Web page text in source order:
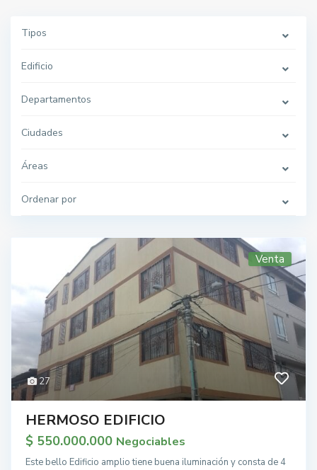
Tipos
Edificio
Departamentos
Ciudades
Áreas
Ordenar por
27
Venta
HERMOSO EDIFICIO
$ 550.000.000 Negociables
Este bello Edificio amplio tiene buena iluminación y consta de 4